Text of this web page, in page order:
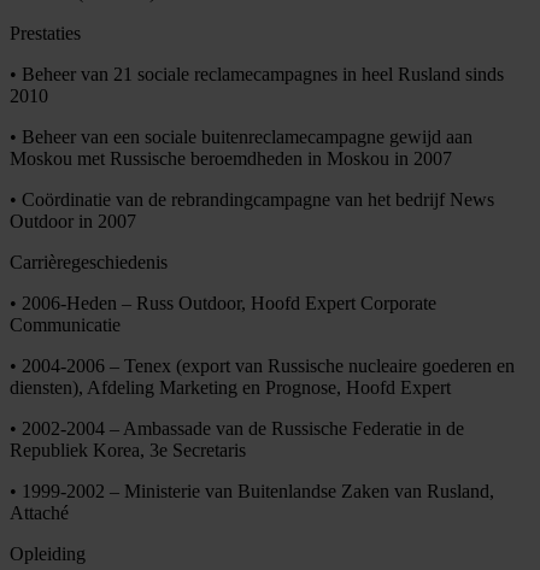
Prestaties
• Beheer van 21 sociale reclamecampagnes in heel Rusland sinds
2010
• Beheer van een sociale buitenreclamecampagne gewijd aan
Moskou met Russische beroemdheden in Moskou in 2007
• Coördinatie van de rebrandingcampagne van het bedrijf News
Outdoor in 2007
Carrièregeschiedenis
• 2006-Heden – Russ Outdoor, Hoofd Expert Corporate
Communicatie
• 2004-2006 – Tenex (export van Russische nucleaire goederen en
diensten), Afdeling Marketing en Prognose, Hoofd Expert
• 2002-2004 – Ambassade van de Russische Federatie in de
Republiek Korea, 3e Secretaris
• 1999-2002 – Ministerie van Buitenlandse Zaken van Rusland,
Attaché
Opleiding